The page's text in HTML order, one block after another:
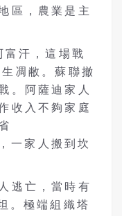
區，農業是主
汗，這場戰
凋敝。蘇聯撤
。阿薩迪家人
收入不夠家庭
一家人搬到坎
逃亡，當時有
。極端組織塔